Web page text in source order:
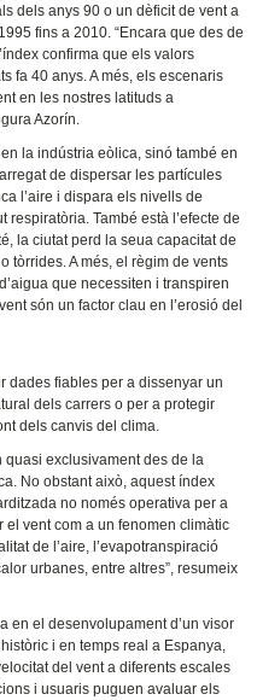
dels anys 90 o un dèficit de vent a
fins a 2010. “Encara que des de
confirma que els valors
fa 40 anys. A més, els escenaris
en les nostres latituds a
Azorín.
la indústria eòlica, sinó també en
de dispersar les partícules
l’aire i dispara els nivells de
També està l’efecte de
la ciutat perd la seua capacitat de
tòrrides. A més, el règim de vents
que necessiten i transpiren
són un factor clau en l’erosió del
dades fiables per a dissenyar un
dels carrers o per a protegir
dels canvis del clima.
quasi exclusivament des de la
No obstant això, aquest índex
no només operativa per a
el vent com a un fenomen climàtic
de l’aire, l’evapotranspiració
urbanes, entre altres”, resumeix
en el desenvolupament d’un visor
i en temps real a Espanya,
del vent a diferents escales
i usuaris puguen avaluar els